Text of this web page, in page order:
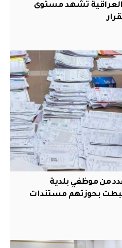
العراقية تشهد مستوى
من موظفي بلدية
بحوزتهم مستندات